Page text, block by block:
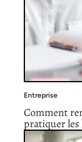
Entreprise
Comment
pratiquer les